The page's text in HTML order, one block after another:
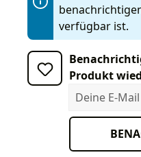
verfügbar ist.
Produkt
Deine E-Mail